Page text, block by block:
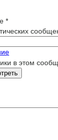
*
в этом